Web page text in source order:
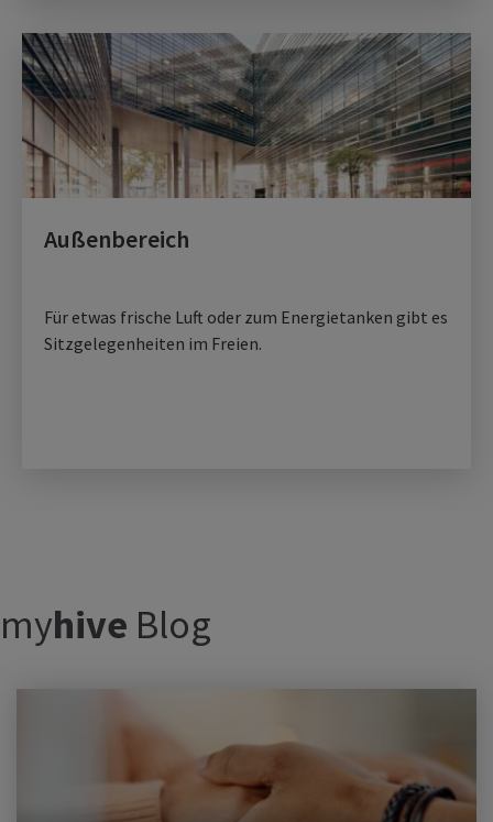
Außenbereich
Für etwas frische Luft oder zum Energietanken gibt es
Sitzgelegenheiten im Freien.
myhive Blog